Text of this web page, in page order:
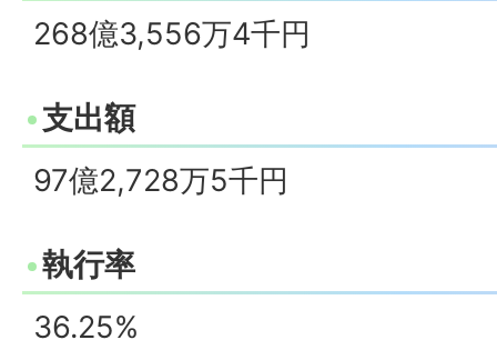
268億3,556万4千円
支出額
97億2,728万5千円
執行率
36.25%